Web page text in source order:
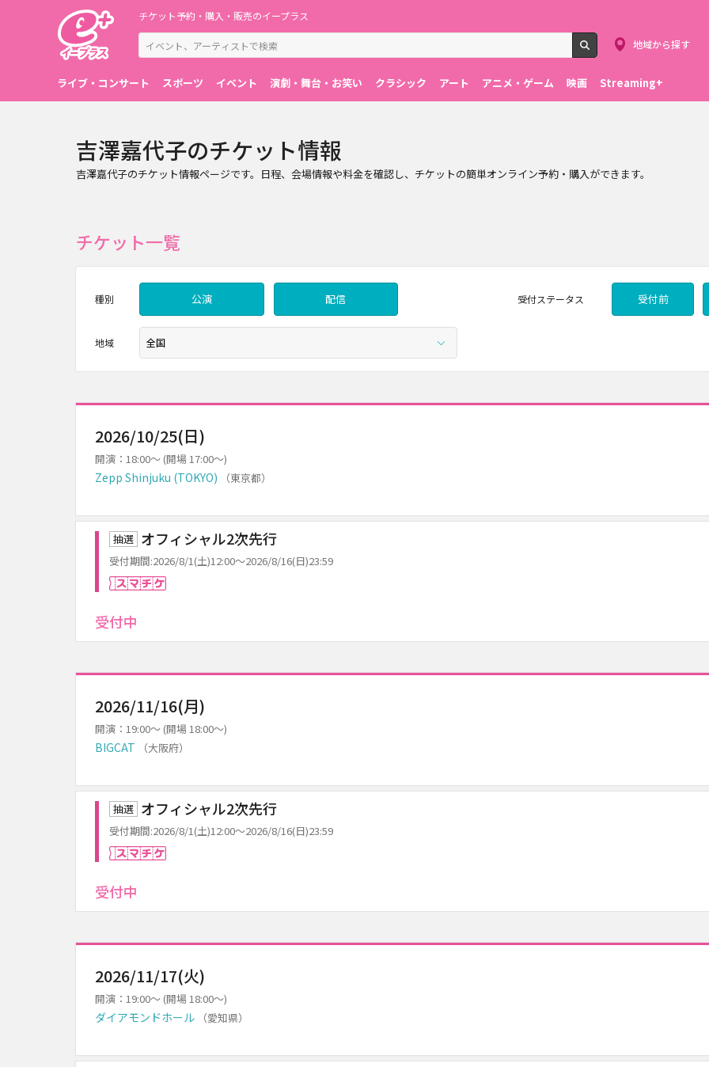
チケット予約・購入・販売のイープラス
検索
地域から探す
ライブ・コンサート スポーツ イベント 演劇・舞台・お笑い クラシック アート アニメ・ゲーム 映画 Streaming+
吉澤嘉代子のチケット情報
吉澤嘉代子のチケット情報ページです。日程、会場情報や料金を確認し、チケットの簡単オンライン予約・購入ができます。
チケット一覧
種別 公演 配信 受付ステータス 受付前
地域
2026/10/25(日)
開演：18:00～ (開場 17:00～)
Zepp Shinjuku (TOKYO) （東京都）
抽選 オフィシャル2次先行
受付期間:2026/8/1(土)12:00～2026/8/16(日)23:59
受付中
2026/11/16(月)
開演：19:00～ (開場 18:00～)
BIGCAT （大阪府）
抽選 オフィシャル2次先行
受付期間:2026/8/1(土)12:00～2026/8/16(日)23:59
受付中
2026/11/17(火)
開演：19:00～ (開場 18:00～)
ダイアモンドホール （愛知県）